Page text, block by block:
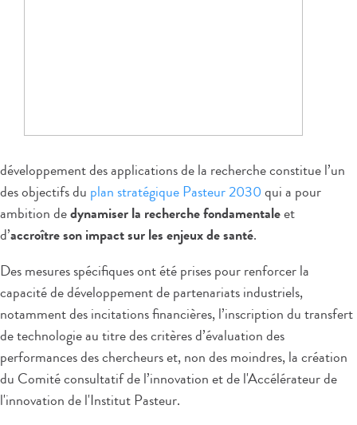
développement des applications de la recherche constitue l’un
des objectifs du plan stratégique Pasteur 2030qui a pour
ambition dedynamiser la recherche fondamentaleet
d’accroître son impact sur les enjeux de santé.
Des mesures spécifiques ont été prises pour renforcer la
capacité de développement de partenariats industriels,
notamment des incitations financières, l’inscription du transfert
de technologie au titre des critères d’évaluation des
performances des chercheurs et, non des moindres, la création
du Comité consultatif de l’innovation et de l'Accélérateur de
l'innovation de l'Institut Pasteur.